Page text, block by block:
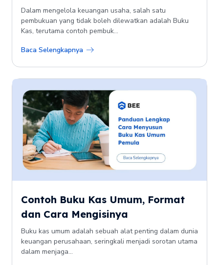
Dalam mengelola keuangan usaha, salah satu
pembukuan yang tidak boleh dilewatkan adalah Buku
Kas, terutama contoh pembuk...
Baca Selengkapnya
Contoh Buku Kas Umum, Format
dan Cara Mengisinya
Buku kas umum adalah sebuah alat penting dalam dunia
keuangan perusahaan, seringkali menjadi sorotan utama
dalam menjaga...